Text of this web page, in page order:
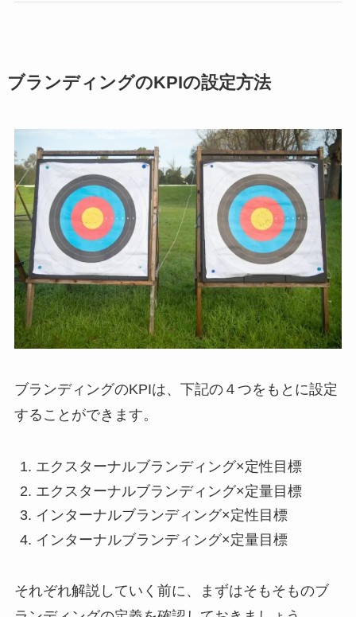
ブランディングのKPIの設定方法
ブランディングのKPIは、下記の４つをもとに設定
することができます。
エクスターナルブランディング×定性目標
エクスターナルブランディング×定量目標
インターナルブランディング×定性目標
インターナルブランディング×定量目標
それぞれ解説していく前に、まずはそもそものブ